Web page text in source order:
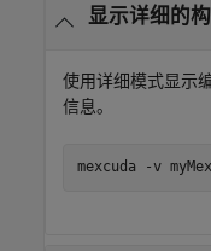
显示详细的
使用详细模式显示
信息。
mexcuda -v